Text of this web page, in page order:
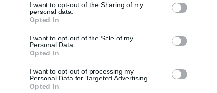
not limited to your visit or usage behaviour. You may click to
grant or deny consent to Google and its third-party tags to
use your data for below specified purposes in below Google
consent section.
I want to opt-out of the Sharing of my
personal data.
Opted In
I want to opt-out of the Sale of my
Personal Data.
Opted In
I want to opt-out of processing my
Personal Data for Targeted Advertising.
Opted In
τον αποκτήσει, δαπανώντας αρκετά σεβαστό ποσό.
Ως αρχηγός πλέον της εθνικής Βραζιλίας, με την
οποία κατέγραψε 93 συμμετοχές, ο Ζιλμπέρτο
βοήθησε στο μέγιστο βαθμό το «τριφύλλι» να
φτάσει στην κατάκτηση του νταμπλ το 2010, αλλά
και να πετύχει σημαντικές ευρωπαϊκές διακρίσεις